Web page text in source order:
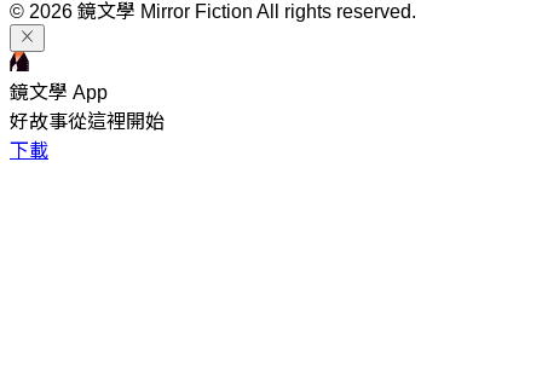
© 2026 鏡文學 Mirror Fiction All rights reserved.
鏡文學 App
好故事從這裡開始
下載